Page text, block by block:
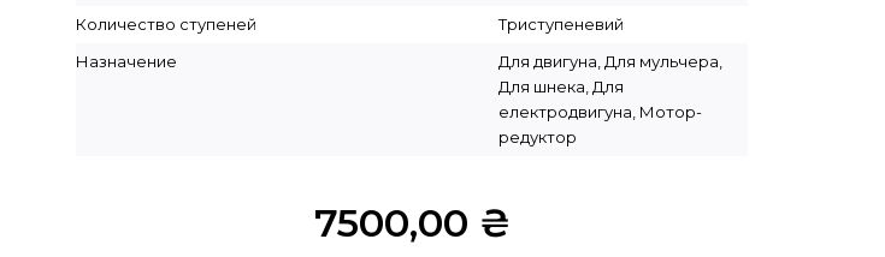
Количество ступеней
Триступеневий
Назначение
Для двигуна, Для мульчера,
Для шнека, Для
електродвигуна, Мотор-
редуктор
7500,00 ₴